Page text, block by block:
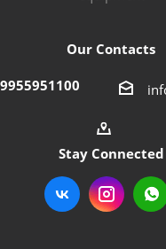
Our Contacts
Stay Connected